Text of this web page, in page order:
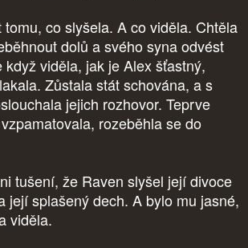
tomu, co slyšela. A co viděla. Chtěla
dolů a svého syna odvést
když viděla, jak je Alex šťastný,
Zůstala stát schována, a s
jejich rozhovor. Teprve
rozeběhla se do
tušení, že Raven slyšel její divoce
její splašený dech. A bylo mu jasné,
viděla.